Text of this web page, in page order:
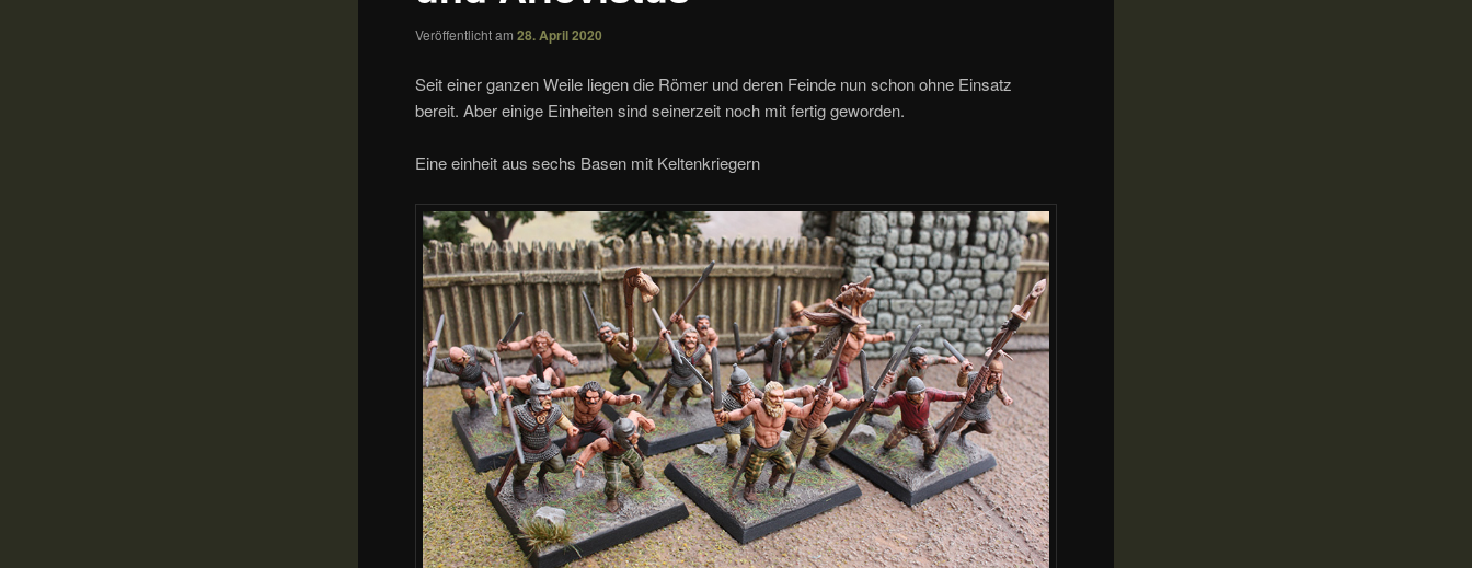
Veröffentlicht am28. April 2020
Seit einer ganzen Weile liegen die Römer und deren Feinde nun schon ohne Einsatz
bereit. Aber einige Einheiten sind seinerzeit noch mit fertig geworden.
Eine einheit aus sechs Basen mit Keltenkriegern